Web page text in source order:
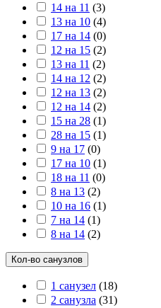
14 на 11 (3)
13 на 10 (4)
17 на 14 (0)
12 на 15 (2)
13 на 11 (2)
14 на 12 (2)
12 на 13 (2)
12 на 14 (2)
15 на 28 (1)
28 на 15 (1)
9 на 17 (0)
17 на 10 (1)
18 на 11 (0)
8 на 13 (2)
10 на 16 (1)
7 на 14 (1)
8 на 14 (2)
Кол-во санузлов
1 санузел (18)
2 санузла (31)